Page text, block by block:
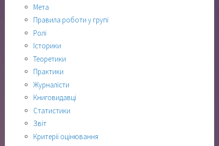
Мета
Правила роботи у групі
Ролі
Історики
Теоретики
Практики
Журналісти
Книговидавці
Статистики
Звіт
Критерії оцінювання